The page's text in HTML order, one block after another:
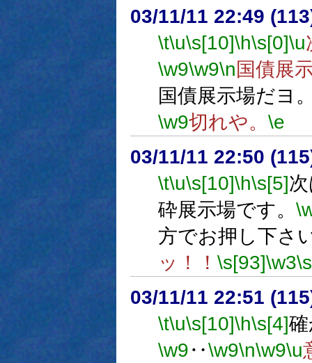
03/11/11 22:49
\t\u\s[10]\h\s[0]\u
\w9\w9\n国債展
国債展示場だヨ
\w9切れや。 \e
03/11/11 22:50
\t\u\s[10]\h\s[5]
砕展示場です。
方でお押し下さ
ッ！！ \s[93]\w3
03/11/11 22:51
\t\u\s[10]\h\s[4]
\w9‥\w9\n\w9\u